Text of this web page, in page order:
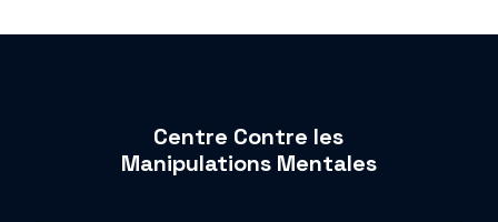
Centre Contre les
Manipulations Mentales